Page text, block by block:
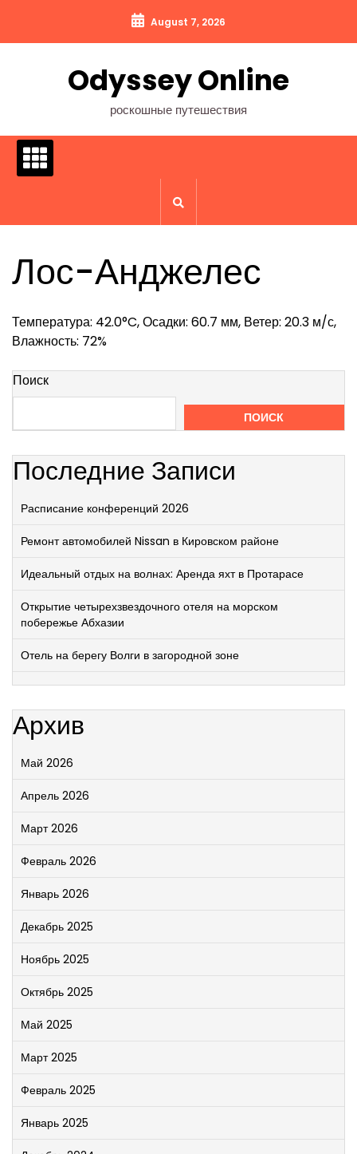
содержимому
August 7, 2026
Odyssey Online
роскошные путешествия
Лос-Анджелес
Температура: 42.0°C, Осадки: 60.7 мм, Ветер: 20.3 м/с,
Влажность: 72%
Поиск
ПОИСК
Последние Записи
Расписание конференций 2026
Ремонт автомобилей Nissan в Кировском районе
Идеальный отдых на волнах: Аренда яхт в Протарасе
Открытие четырехзвездочного отеля на морском
побережье Абхазии
Отель на берегу Волги в загородной зоне
Архив
Май 2026
Апрель 2026
Март 2026
Февраль 2026
Январь 2026
Декабрь 2025
Ноябрь 2025
Октябрь 2025
Май 2025
Март 2025
Февраль 2025
Январь 2025